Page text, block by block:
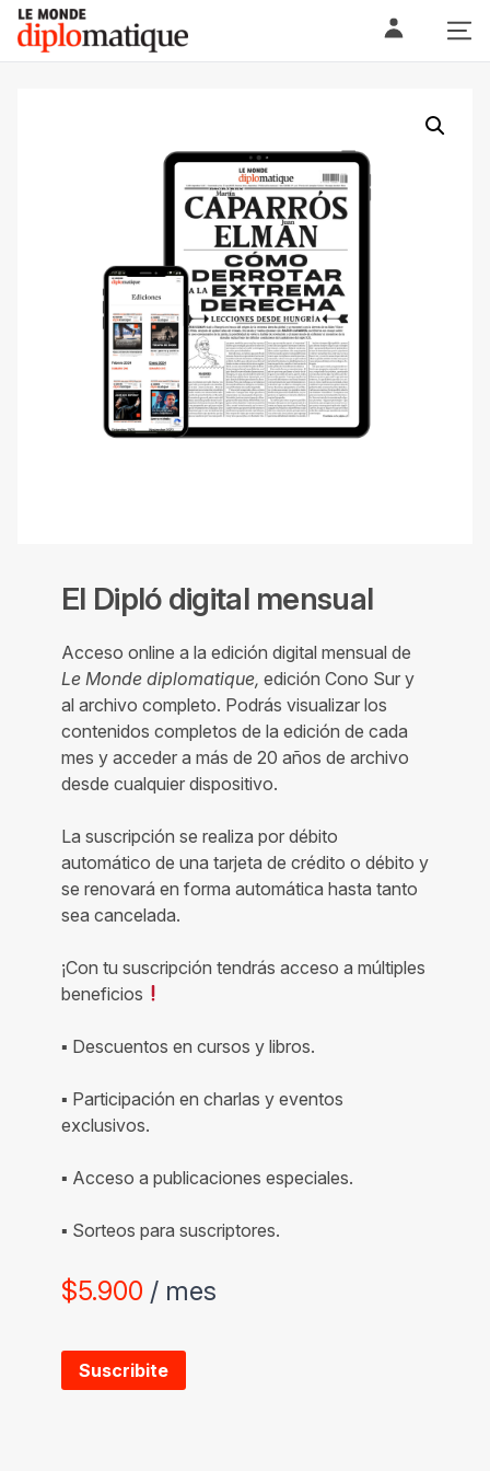
Skip
content
Le monde diplomatique
El Dipló digital mensual
Acceso online a la edición digital mensual de
Le Monde diplomatique, edición Cono Sur y
al archivo completo. Podrás visualizar los
contenidos completos de la edición de cada
mes y acceder a más de 20 años de archivo
desde cualquier dispositivo.
La suscripción se realiza por débito
automático de una tarjeta de crédito o débito y
se renovará en forma automática hasta tanto
sea cancelada.
¡Con tu suscripción tendrás acceso a múltiples
beneficios
▪ Descuentos en cursos y libros.
▪ Participación en charlas y eventos
exclusivos.
▪ Acceso a publicaciones especiales.
▪ Sorteos para suscriptores.
$5.900 / mes
Suscribite